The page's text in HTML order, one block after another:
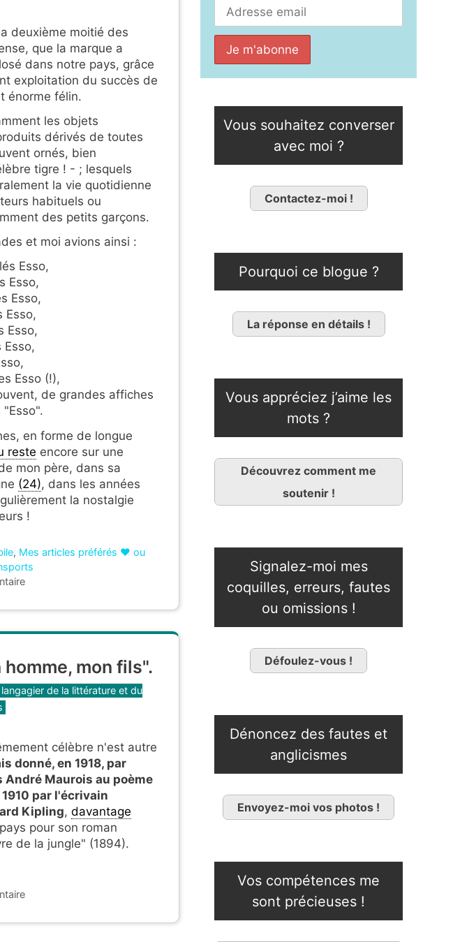
deuxième moitié des
que la marque a
dans notre pays, grâce
exploitation du succès de
énorme félin.
les objets
dérivés de toutes
ornés, bien
tigre ! - ; lesquels
la vie quotidienne
habituels ou
des petits garçons.
et moi avions ainsi :
Esso,
Esso,
Esso,
Esso,
Esso,
Esso,
Esso (!),
de grandes affiches
en forme de longue
reste encore sur une
mon père, dans sa
(24), dans les années
la nostalgie
!
, Mes articles préférés ❤ ou
homme, mon fils".
de la littérature et du
célèbre n'est autre
donné, en 1918, par
Maurois au poème
par l'écrivain
Kipling, davantage
pour son roman
de la jungle" (1894).
Vous souhaitez converser
avec moi ?
Contactez-moi !
Pourquoi ce blogue ?
La réponse en détails !
Vous appréciez j’aime les
mots ?
Découvrez comment me
soutenir !
Signalez-moi mes
coquilles, erreurs, fautes
ou omissions !
Défoulez-vous !
Dénoncez des fautes et
anglicismes
Envoyez-moi vos photos !
Vos compétences me
sont précieuses !